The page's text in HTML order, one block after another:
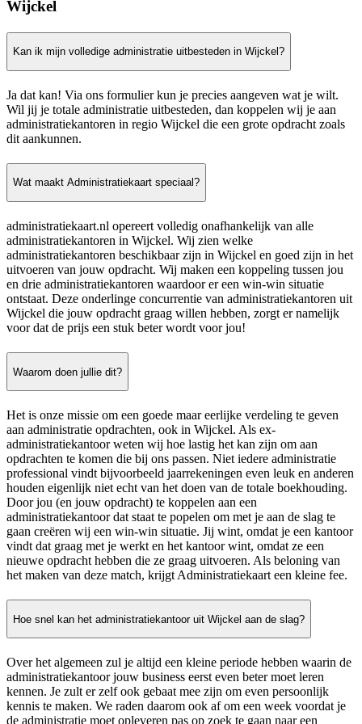
Wijckel
Kan ik mijn volledige administratie uitbesteden in Wijckel?
Ja dat kan! Via ons formulier kun je precies aangeven wat je wilt.
Wil jij je totale administratie uitbesteden, dan koppelen wij je aan
administratiekantoren in regio Wijckel die een grote opdracht zoals
dit aankunnen.
Wat maakt Administratiekaart speciaal?
administratiekaart.nl opereert volledig onafhankelijk van alle
administratiekantoren in Wijckel. Wij zien welke
administratiekantoren beschikbaar zijn in Wijckel en goed zijn in het
uitvoeren van jouw opdracht. Wij maken een koppeling tussen jou
en drie administratiekantoren waardoor er een win-win situatie
ontstaat. Deze onderlinge concurrentie van administratiekantoren uit
Wijckel die jouw opdracht graag willen hebben, zorgt er namelijk
voor dat de prijs een stuk beter wordt voor jou!
Waarom doen jullie dit?
Het is onze missie om een goede maar eerlijke verdeling te geven
aan administratie opdrachten, ook in Wijckel. Als ex-
administratiekantoor weten wij hoe lastig het kan zijn om aan
opdrachten te komen die bij ons passen. Niet iedere administratie
professional vindt bijvoorbeeld jaarrekeningen even leuk en anderen
houden eigenlijk niet echt van het doen van de totale boekhouding.
Door jou (en jouw opdracht) te koppelen aan een
administratiekantoor dat staat te popelen om met je aan de slag te
gaan creëren wij een win-win situatie. Jij wint, omdat je een kantoor
vindt dat graag met je werkt en het kantoor wint, omdat ze een
nieuwe opdracht hebben die ze graag uitvoeren. Als beloning van
het maken van deze match, krijgt Administratiekaart een kleine fee.
Hoe snel kan het administratiekantoor uit Wijckel aan de slag?
Over het algemeen zul je altijd een kleine periode hebben waarin de
administratiekantoor jouw business eerst even beter moet leren
kennen. Je zult er zelf ook gebaat mee zijn om even persoonlijk
kennis te maken. We raden daarom ook af om een week voordat je
de administratie moet opleveren pas op zoek te gaan naar een